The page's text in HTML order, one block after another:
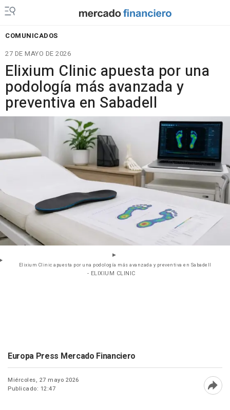
COMUNICADOS
27 DE MAYO DE 2026
Elixium Clinic apuesta por una
podología más avanzada y
preventiva en Sabadell
Elixium Clinic apuesta por una podología más avanzada y preventiva en Sabadell
- ELIXIUM CLINIC
Europa Press Mercado Financiero
Miércoles, 27 mayo 2026
Publicado: 12:47